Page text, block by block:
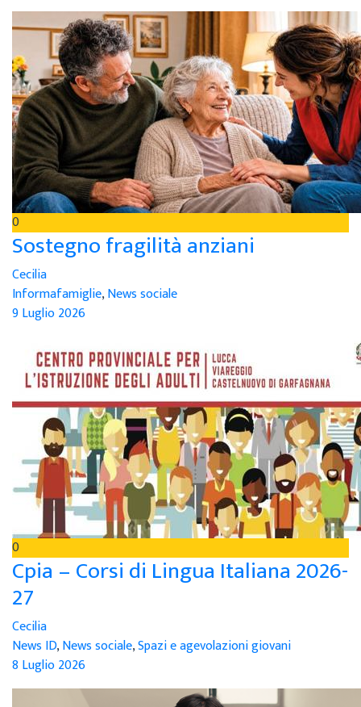
0
Sostegno fragilità anziani
Cecilia
Informafamiglie,News sociale
9 Luglio 2026
0
Cpia – Corsi di Lingua Italiana 2026-
27
Cecilia
News ID,News sociale,Spazi e agevolazioni giovani
8 Luglio 2026